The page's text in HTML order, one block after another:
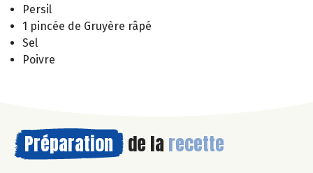
Persil
1 pincée de Gruyère râpé
Sel
Poivre
Préparation de la recette